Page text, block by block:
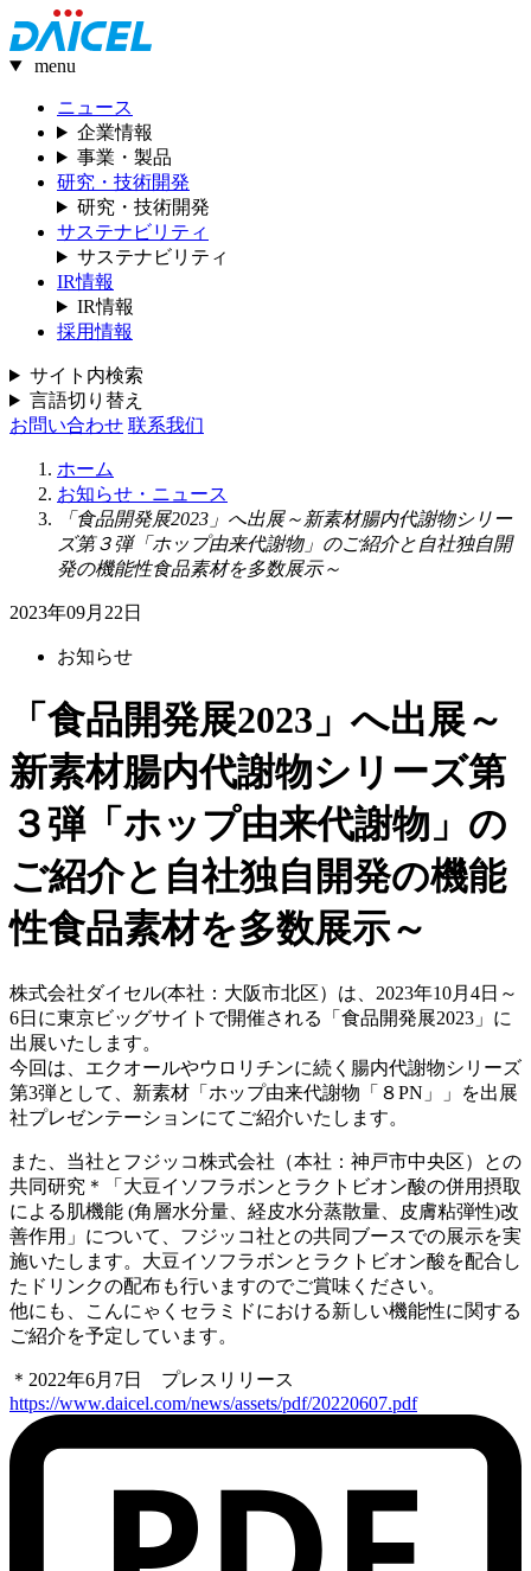
menu
ニュース
企業情報
事業・製品
研究・技術開発
研究・技術開発
サステナビリティ
サステナビリティ
IR情報
IR情報
採用情報
サイト内検索
言語切り替え
お問い合わせ 联系我们
ホーム
お知らせ・ニュース
「食品開発展2023」へ出展～新素材腸内代謝物シリー
ズ第３弾「ホップ由来代謝物」のご紹介と自社独自開
発の機能性食品素材を多数展示～
2023年09月22日
お知らせ
「食品開発展2023」へ出展～
新素材腸内代謝物シリーズ第
３弾「ホップ由来代謝物」の
ご紹介と自社独自開発の機能
性食品素材を多数展示～
株式会社ダイセル(本社：大阪市北区）は、 2023年10月 4日～
6日に東京ビッグサイトで開催される「食品開発展2023 」に
出展いたします。
今回は、エクオールやウロリチンに続く腸内代謝物シリーズ
第3弾として、新素材「ホップ由来代謝物「８PN 」」を出展
社プレゼンテーションにてご紹介いたします。
また、当社とフジッコ株式会社（本社：神戸市中央区）との
共同研究＊「大豆イソフラボンとラクトビオン酸の併用摂取
による肌機能 (角層水分量、経皮水分蒸散量、皮膚粘弾性)改
善作用」について、フジッコ社との共同ブースでの展示を実
施いたします。大豆イソフラボンとラクトビオン酸を配合し
たドリンクの配布も行いますのでご賞味ください。
他にも、こんにゃくセラミドにおける新しい機能性に関する
ご紹介を予定しています。
＊2022年6月7日 プレスリリース
https://www.daicel.com/news/assets/pdf/20220607.pdf